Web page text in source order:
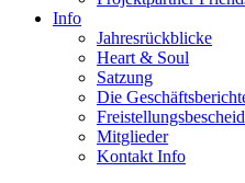
Info
Jahresrückblicke
Heart & Soul
Satzung
Die
Freistellungsbescheid
Mitglieder
Kontakt Info